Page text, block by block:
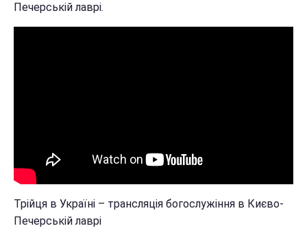
Печерській лаврі.
Трійця в Україні – трансляція богослужіння в Києво-
Печерській лаврі